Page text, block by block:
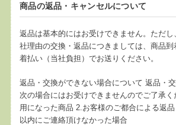
商品の返品・キャンセルについて
返品は基本的にはお受けできません。ただ
社理由の交換・返品につきましては、商品
着払い（当社負担）でお送りください。
返品・交換ができない場合について 返品・交
次の場合にはお受けできませんのでご了承
用になった商品 2.お客様のご都合による返
以内にご連絡頂けなかった場合